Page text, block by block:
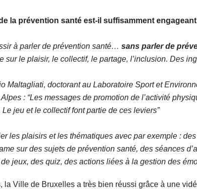
la prévention santé est-il suffisamment
à parler de prévention santé… sans parler de
sur le plaisir, le collectif, le partage, l’inclusion. Des
Maltagliati, doctorant au Laboratoire Sport et
:“Les messages de promotion de l’activité
Le jeu et le collectif font partie de ces leviers”
les plaisirs et les thématiques avec par exemple :
sur des sujets de prévention santé, des séances
jeux, des quiz, des actions liées à la gestion des
la Ville de Bruxelles a très bien réussi grâce à une